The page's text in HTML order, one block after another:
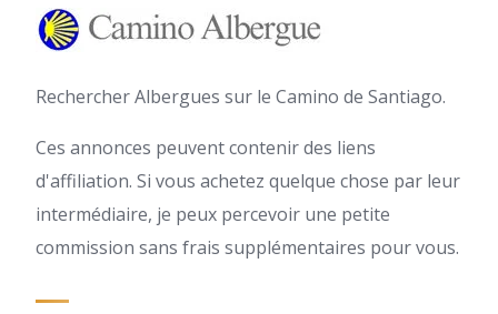
Rechercher Albergues sur le Camino de Santiago.
Ces annonces peuvent contenir des liens
d'affiliation. Si vous achetez quelque chose par leur
intermédiaire, je peux percevoir une petite
commission sans frais supplémentaires pour vous.